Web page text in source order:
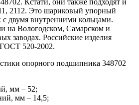
2112. Это шариковый упорный
двумя внутренними кольцами.
на Вологодском, Самарском и
заводах. Российские изделия
ГОСТ 520-2002.
опорного подшипника 348702
мм – 52;
мм – 14,5;